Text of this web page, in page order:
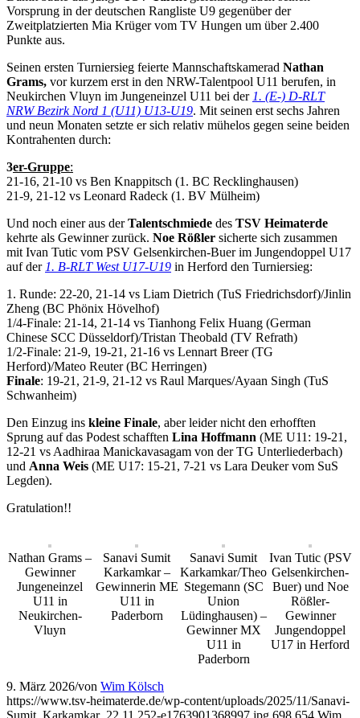
Vorsprung in der deutschen Rangliste U9 gegenüber der
Zweitplatzierten Mia Krüger vom TV Hungen um über 2.400
Punkte aus.
Seinen ersten Turniersieg feierte Mannschaftskamerad Nathan
Grams, vor kurzem erst in den NRW-Talentpool U11 berufen, in
Neukirchen Vluyn im Jungeneinzel U11 bei der 1. (E-) D-RLT
NRW Bezirk Nord 1 (U11) U13-U19. Mit seinen erst sechs Jahren
und neun Monaten setzte er sich relativ mühelos gegen seine beiden
Kontrahenten durch:
3er-Gruppe:
21-16, 21-10 vs Ben Knappitsch (1. BC Recklinghausen)
21-9, 21-12 vs Leonard Radeck (1. BV Mülheim)
Und noch einer aus derTalentschmiede des TSV Heimaterde
kehrte als Gewinner zurück. Noe Rößler sicherte sich zusammen
mit Ivan Tutic vom PSV Gelsenkirchen-Buer im Jungendoppel U17
auf der 1. B-RLT West U17-U19 in Herford den Turniersieg:
1. Runde: 22-20, 21-14 vs Liam Dietrich (TuS Friedrichsdorf)/Jinlin
Zheng (BC Phönix Hövelhof)
1/4-Finale: 21-14, 21-14 vs Tianhong Felix Huang (German
Chinese SCC Düsseldorf)/Tristan Theobald (TV Refrath)
1/2-Finale: 21-9, 19-21, 21-16 vs Lennart Breer (TG
Herford)/Mateo Reuter (BC Herringen)
Finale: 19-21, 21-9, 21-12 vs Raul Marques/Ayaan Singh (TuS
Schwanheim)
Den Einzug ins kleine Finale, aber leider nicht den erhofften
Sprung auf das Podest schafften Lina Hoffmann (ME U11: 19-21,
12-21 vs Aadhiraa Manickavasagam von der TG Unterliederbach)
und Anna Weis (ME U17: 15-21, 7-21 vs Lara Deuker vom SuS
Legden).
Gratulation!!
Nathan Grams –
Gewinner
Jungeneinzel
U11 in
Neukirchen-
Vluyn
Sanavi Sumit
Karkamkar –
Gewinnerin ME
U11 in
Paderborn
Sanavi Sumit
Karkamkar/Theo
Stegemann (SC
Union
Lüdinghausen) –
Gewinner MX
U11 in
Paderborn
Ivan Tutic (PSV
Gelsenkirchen-
Buer) und Noe
Rößler-
Gewinner
Jungendoppel
U17 in Herford
9. März 2026/von Wim Kölsch
https://www.tsv-heimaterde.de/wp-content/uploads/2025/11/Sanavi-
Sumit_Karkamkar_22.11.252-e1763901368997.jpg 698 654 Wim